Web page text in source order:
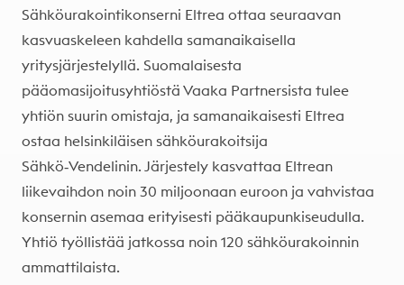
Sähköurakointikonserni Eltrea ottaa seuraavan
kasvuaskeleen kahdella samanaikaisella
yritysjärjestelyllä. Suomalaisesta
pääomasijoitusyhtiöstä Vaaka Partnersista tulee
yhtiön suurin omistaja, ja samanaikaisesti Eltrea
ostaa helsinkiläisen sähköurakoitsija
Sähkö‑Vendelinin. Järjestely kasvattaa Eltrean
liikevaihdon noin 30 miljoonaan euroon ja vahvistaa
konsernin asemaa erityisesti pääkaupunkiseudulla.
Yhtiö työllistää jatkossa noin 120 sähköurakoinnin
ammattilaista.